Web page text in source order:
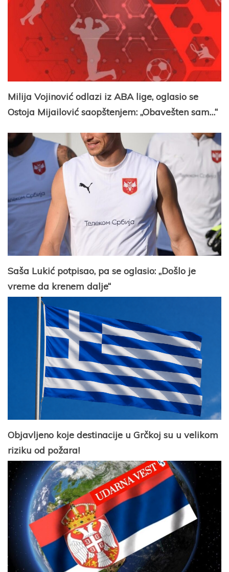
Milija Vojinović odlazi iz ABA lige, oglasio se
Ostoja Mijailović saopštenjem: „Obavešten sam…“
Saša Lukić potpisao, pa se oglasio: „Došlo je
vreme da krenem dalje“
Objavljeno koje destinacije u Grčkoj su u velikom
riziku od požara!